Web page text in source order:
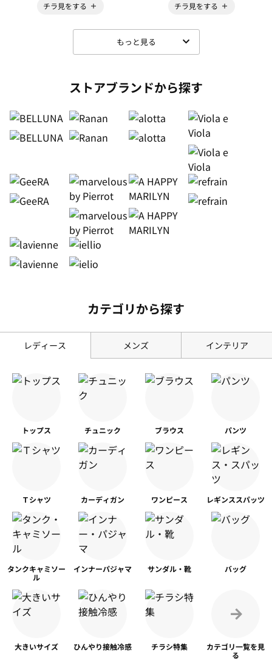
チラ見をする
チラ見をする
もっと見る
ストアブランドから探す
カテゴリから探す
レディース メンズ インテリア
トップス チュニック ブラウス パンツ
Ｔシャツ カーディガン ワンピース レギンススパッツ
タンクキャミソー
ル
インナーパジャマ サンダル・靴 バッグ
大きいサイズ ひんやり接触冷感 チラシ特集 カテゴリ一覧を見
る